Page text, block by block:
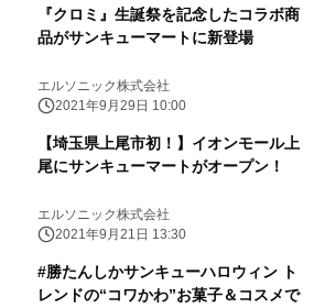
『クロミ』生誕祭を記念したコラボ商
品がサンキューマートに新登場
エルソニック株式会社
2021年9月29日 10:00
【埼玉県上尾市初！】イオンモール上
尾にサンキューマートがオープン！
エルソニック株式会社
2021年9月21日 13:30
#勝たんしかサンキューハロウィン ト
レンドの“コワかわ”お菓子＆コスメで